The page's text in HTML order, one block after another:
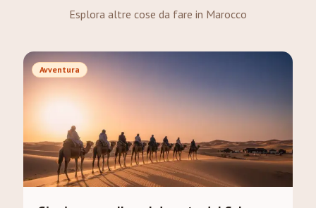
Esplora altre cose da fare in Marocco
Avventura